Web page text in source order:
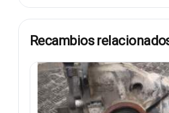
Recambios